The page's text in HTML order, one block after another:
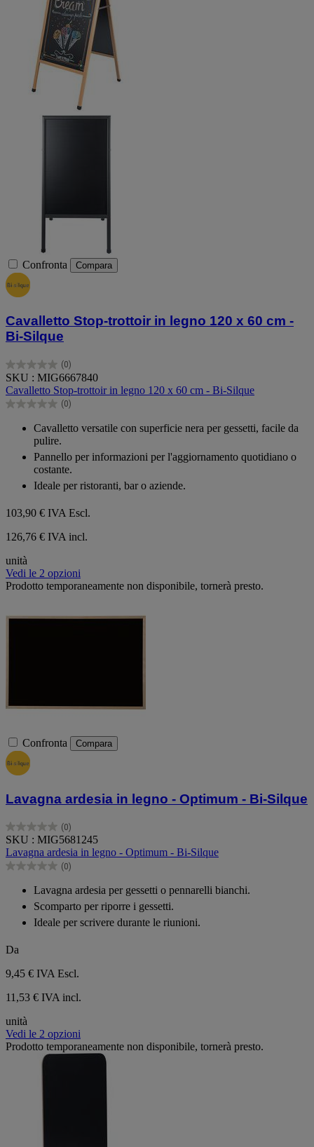
Confronta Compara
Cavalletto Stop-trottoir in legno 120 x 60 cm -
Bi-Silque
(0)
0.0
su
5
stelle.
SKU : MIG6667840
Cavalletto Stop-trottoir in legno 120 x 60 cm - Bi-Silque
(0)
0.0
Cavalletto versatile con superficie nera per gessetti, facile da
pulire.
Pannello per informazioni per l'aggiornamento quotidiano o
costante.
Ideale per ristoranti, bar o aziende.
103,90 € IVA Escl.
126,76 € IVA incl.
unità
Vedi le 2 opzioni
Prodotto temporaneamente non disponibile, tornerà presto.
Confronta Compara
Lavagna ardesia in legno - Optimum - Bi-Silque
(0)
0.0
su
5
stelle.
SKU : MIG5681245
Lavagna ardesia in legno - Optimum - Bi-Silque
(0)
0.0
stelle.
Lavagna ardesia per gessetti o pennarelli bianchi.
Scomparto per riporre i gessetti.
Ideale per scrivere durante le riunioni.
Da
9,45 € IVA Escl.
11,53 € IVA incl.
unità
Vedi le 2 opzioni
Prodotto temporaneamente non disponibile, tornerà presto.